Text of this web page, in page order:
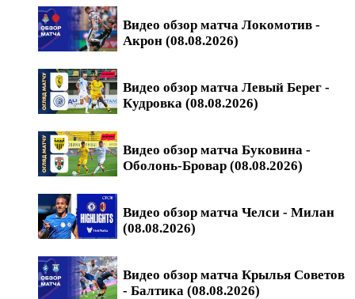
Видео обзор матча Локомотив -
Акрон (08.08.2026)
Видео обзор матча Левый Берег -
Кудровка (08.08.2026)
Видео обзор матча Буковина -
Оболонь-Бровар (08.08.2026)
Видео обзор матча Челси - Милан
(08.08.2026)
Видео обзор матча Крылья Советов
- Балтика (08.08.2026)